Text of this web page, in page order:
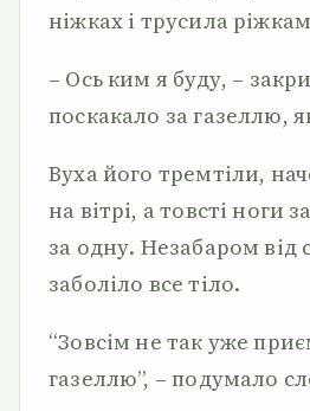
ніжках і трусила
– Ось ким я буду, –
поскакало за газеллю,
Вуха його тремтіли,
на вітрі, а товсті ноги
за одну. Незабаром від
заболіло все тіло.
“Зовсім не так уже
газеллю”, – подумало